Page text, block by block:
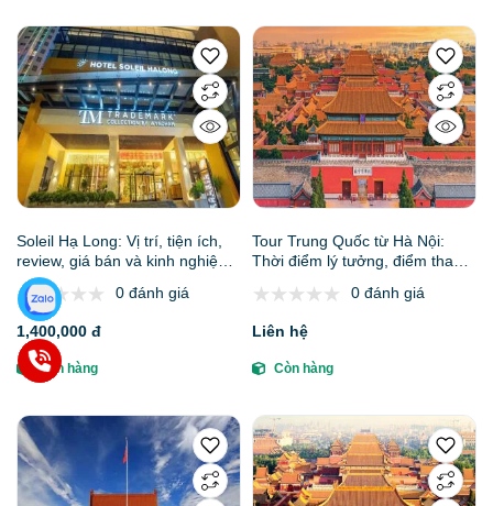
Soleil Hạ Long: Vị trí, tiện ích,
review, giá bán và kinh nghiệm
đặt phòng
0 đánh giá
1,400,000 đ
Còn hàng
Tour Trung Quốc từ Hà Nội:
Thời điểm lý tưởng, điểm tham
tour
0 đánh giá
Liên hệ
Còn hàng